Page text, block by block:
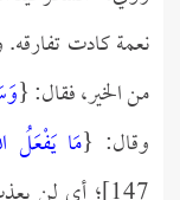
نعمة كادت تفارقه.
من الخير، فقال: {
وقال: {مَا يَفْعَلُ